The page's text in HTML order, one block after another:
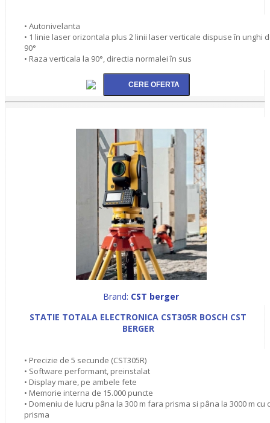
• Autonivelanta
• 1 linie laser orizontala plus 2 linii laser verticale dispuse în unghi
90°
• Raza verticala la 90°, directia normalei în sus
Brand: CST berger
STATIE TOTALA ELECTRONICA CST305R BOSCH CST
BERGER
• Precizie de 5 secunde (CST305R)
• Software performant, preinstalat
• Display mare, pe ambele fete
• Memorie interna de 15.000 puncte
• Domeniu de lucru pâna la 300 m fara prisma si pâna la 3000 m cu
prisma